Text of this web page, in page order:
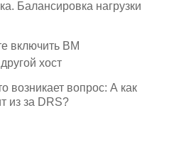
Балансировка нагрузки
включить ВМ
хост
возникает вопрос: А как
из за DRS?